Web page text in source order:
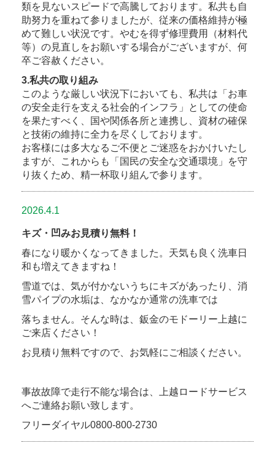
類を見ないスピードで高騰しております。私共も自
助努力を重ねて参りましたが、従来の価格維持が極
めて難しい状況です。やむを得ず修理費用（材料代
等）の見直しをお願いする場合がございますが、何
卒ご容赦ください。
3.私共の取り組み
このような厳しい状況下においても、私共は「お車
の安全走行を支える社会的インフラ」としての使命
を果たすべく、国や関係各所と連携し、資材の確保
と技術の維持に全力を尽くしております。
お客様には多大なるご不便とご迷惑をおかけいたし
ますが、これからも「国民の安全な交通環境」を守
り抜くため、精一杯取り組んで参ります。
2026.4.1
キズ・凹みお見積り無料！
春になり暖かくなってきました。天気も良く洗車日
和も増えてきますね！
雪道では、気が付かないうちにキズがあったり、消
雪パイプの水垢は、なかなか通常の洗車では
落ちません。そんな時は、鈑金のモドーリー上越に
ご来店ください！
お見積り無料ですので、お気軽にご相談ください。
事故故障で走行不能な場合は、上越ロードサービス
へご連絡お願い致します。
フリーダイヤル0800-800-2730